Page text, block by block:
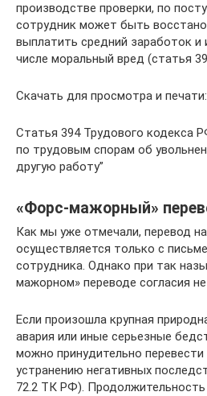
производстве проверки, по
сотрудник может быть
выплатить средний заработок
числе моральный вред (статья
Скачать для просмотра и печати:
Статья 394 Трудового кодекса
по трудовым спорам об
другую работу”
«Форс-мажорный»
Как мы уже отмечали, перевод
осуществляется только с
сотрудника. Однако при так
мажорном» переводе согласия
Если произошла крупная
авария или иные серьезные
можно принудительно перевести
устранению негативных
72.2 ТК РФ).